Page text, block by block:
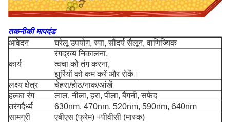
तकनीकी मापदंड
आवेदन
घरेलू उपयोग, स्पा, सौंदर्य सैलून, वाणिज्यिक
कार्य
रंगद्रव्य निकालना,
त्वचा को तंग करना,
झुर्रियों को कम करें और रोकें।
लक्ष्य क्षेत्र
चेहरा/होठ/नाक/आंखें
हल्का रंग
लाल, नीला, हरा, पीला, बैंगनी, सफेद
तरंगदैर्ध्य
630nm, 470nm, 520nm, 590nm, 640nm
सामग्री
एबीएस (फ्रेम) +पीवीसी (मास्क)